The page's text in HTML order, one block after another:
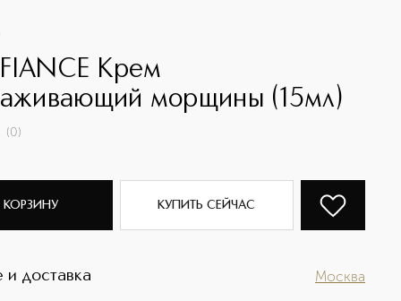
Крем
морщины (15мл)
(0)
КОРЗИНУ КУПИТЬ СЕЙЧАС
и доставка Москва